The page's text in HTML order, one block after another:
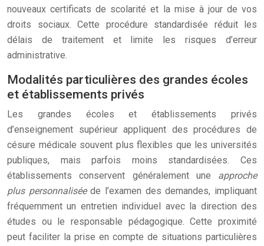
nouveaux certificats de scolarité et la mise à jour de vos
droits sociaux. Cette procédure standardisée réduit les
délais de traitement et limite les risques d’erreur
administrative.
Modalités particulières des grandes écoles
et établissements privés
Les grandes écoles et établissements privés
d’enseignement supérieur appliquent des procédures de
césure médicale souvent plus flexibles que les universités
publiques, mais parfois moins standardisées. Ces
établissements conservent généralement une approche
plus personnaliséede l’examen des demandes, impliquant
fréquemment un entretien individuel avec la direction des
études ou le responsable pédagogique. Cette proximité
peut faciliter la prise en compte de situations particulières